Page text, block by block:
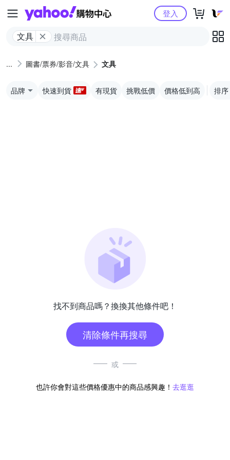
Yahoo購物中心
文具
登入
圖書/票券/影音/文具 文具
品牌 快速到貨 有現貨 挑戰低價 價格低到高 排序
找不到商品嗎？換換其他條件吧！
清除條件再搜尋
或
也許你會對這些價格優惠中的商品感興趣！ 去逛逛